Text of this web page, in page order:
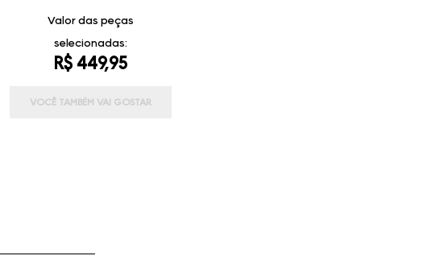
Valor das peças
selecionadas:
R$ 449,95
VOCÊ TAMBÉM VAI GOSTAR